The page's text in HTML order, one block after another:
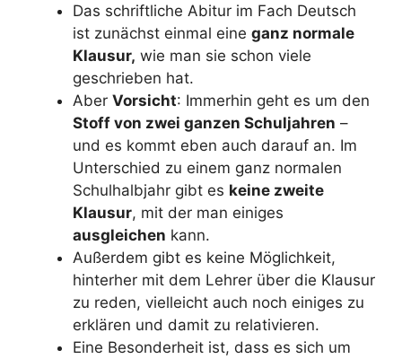
Das schriftliche Abitur im Fach Deutsch
ist zunächst einmal eine ganz normale
Klausur, wie man sie schon viele
geschrieben hat.
Aber Vorsicht: Immerhin geht es um den
Stoff von zwei ganzen Schuljahren –
und es kommt eben auch darauf an. Im
Unterschied zu einem ganz normalen
Schulhalbjahr gibt es keine zweite
Klausur, mit der man einiges
ausgleichen kann.
Außerdem gibt es keine Möglichkeit,
hinterher mit dem Lehrer über die Klausur
zu reden, vielleicht auch noch einiges zu
erklären und damit zu relativieren.
Eine Besonderheit ist, dass es sich um